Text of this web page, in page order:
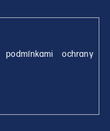
podmínkami ochrany